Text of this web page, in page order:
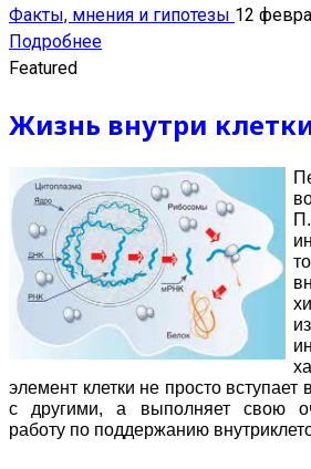
Факты, мнения и гипотезы 12
Подробнее
Featured
Жизнь внутри
элемент клетки не просто вступает
с другими, а выполняет свою
работу по поддержанию